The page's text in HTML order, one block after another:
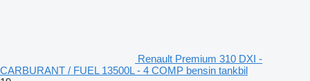
Renault Premium 310 DXI -
CARBURANT / FUEL 13500L - 4 COMP bensin tankbil